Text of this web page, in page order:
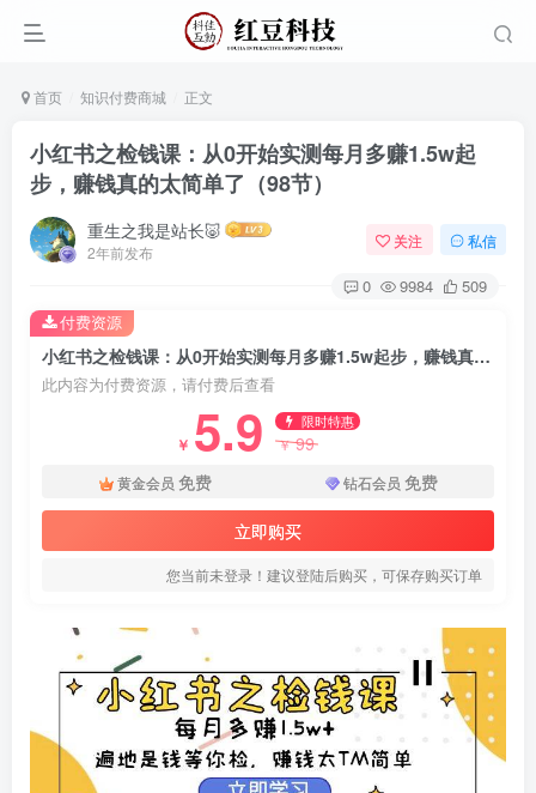
首页 知识付费商城 正文
小红书之检钱课：从0开始实测每月多赚1.5w起
步，赚钱真的太简单了（98节）
重生之我是站长🐷
2年前发布
关注 私信
0 9984 509
小红书之检钱课：从0开始实测每月多赚1.5w起步，赚钱真的太简单了（98节）
此内容为付费资源，请付费后查看
￥ 5.9 限时特惠
￥99
黄金会员 免费 钻石会员 免费
立即购买
您当前未登录！建议登陆后购买，可保存购买订单
付费资源